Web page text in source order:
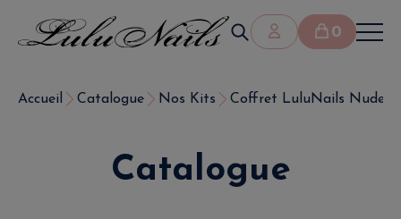
0
Accueil Catalogue Nos Kits Coffret LuluNails Nude
Catalogue